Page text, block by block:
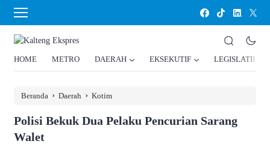
HOME METRO DAERAH EKSEKUTIF LEGISLATIF
Beranda › Daerah › Kotim
Polisi Bekuk Dua Pelaku Pencurian Sarang
Walet